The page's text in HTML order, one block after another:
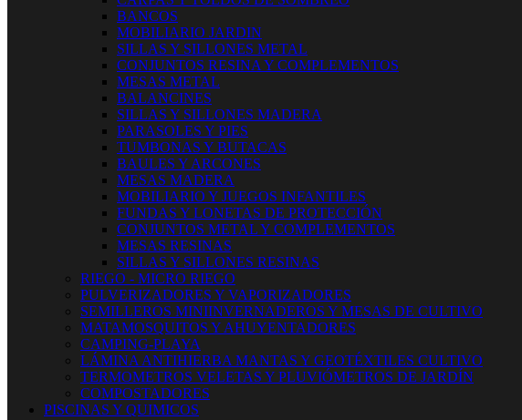
BANCOS
MOBILIARIO JARDIN
SILLAS Y SILLONES METAL
CONJUNTOS RESINA Y COMPLEMENTOS
MESAS METAL
BALANCINES
SILLAS Y SILLONES MADERA
PARASOLES Y PIES
TUMBONAS Y BUTACAS
BAULES Y ARCONES
MESAS MADERA
MOBILIARIO Y JUEGOS INFANTILES
FUNDAS Y LONETAS DE PROTECCIÓN
CONJUNTOS METAL Y COMPLEMENTOS
MESAS RESINAS
SILLAS Y SILLONES RESINAS
RIEGO - MICRO RIEGO
PULVERIZADORES Y VAPORIZADORES
SEMILLEROS MINIINVERNADEROS Y MESAS DE CULTIVO
MATAMOSQUITOS Y AHUYENTADORES
CAMPING-PLAYA
LÁMINA ANTIHIERBA MANTAS Y GEOTÉXTILES CULTIVO
TERMOMETROS VELETAS Y PLUVIÓMETROS DE JARDÍN
COMPOSTADORES
PISCINAS Y QUIMICOS